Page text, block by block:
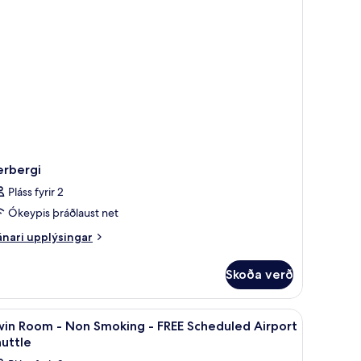
Pláss fyrir 2
Ókeypis þráðlaust net
upplýsingar
Skoða verð
fyrir fartölvur Öryggishólf í herbergi, skrifborð,
5
Room - Non Smoking - FREE Scheduled Airport